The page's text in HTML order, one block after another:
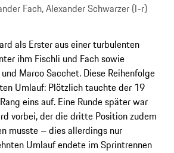
Fach, Alexander Schwarzer (l-r)
als Erster aus einer turbulenten
ihm Fischli und Fach sowie
Marco Sacchet. Diese Reihenfolge
Umlauf: Plötzlich tauchte der 19
eins auf. Eine Runde später war
vorbei, der die dritte Position zudem
musste – dies allerdings nur
Umlauf endete im Sprintrennen